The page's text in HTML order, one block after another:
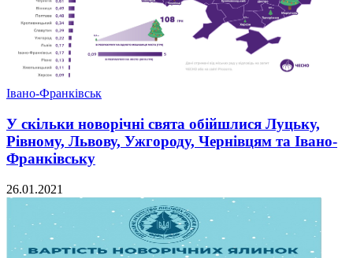
Івано-Франківськ
У скільки новорічні свята обійшлися Луцьку,
Рівному, Львову, Ужгороду, Чернівцям та Івано-
Франківську
26.01.2021